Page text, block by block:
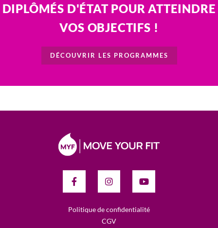
DIPLÔMÉS D'ÉTAT POUR ATTEINDRE
VOS OBJECTIFS !
DÉCOUVRIR LES PROGRAMMES
Politique de confidentialité
CGV